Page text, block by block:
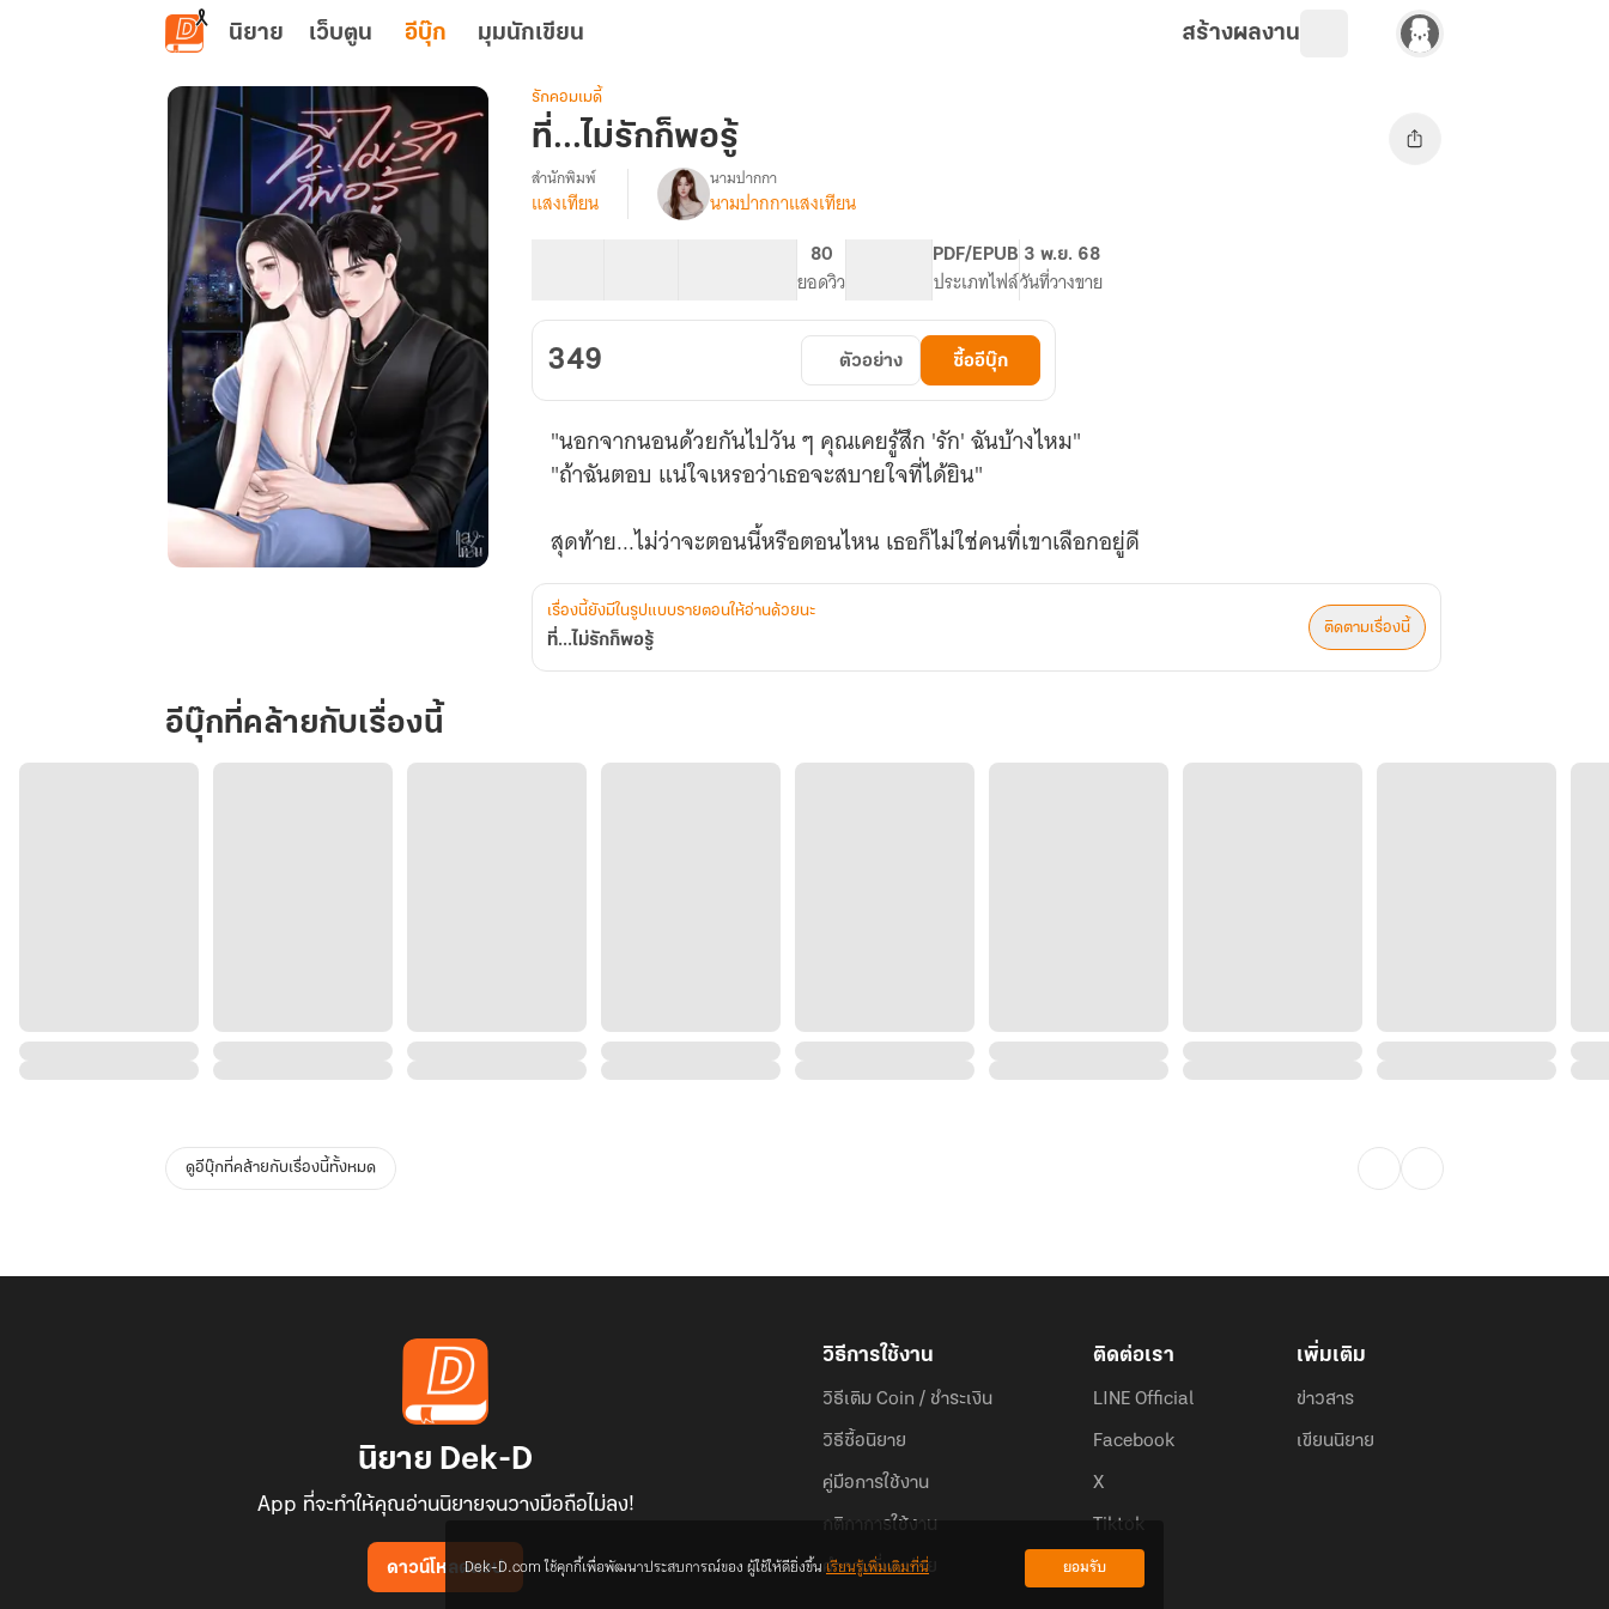
ข้ามไปยังเนื้อหาหลัก
นิยาย เว็บตูน อีบุ๊ก มุมนักเขียน สร้างผลงาน
รักคอมเมดี้
ที่...ไม่รักก็พอรู้
เรื่อง
รู้
สำนักพิมพ์
แสงเทียน
นามปากกา
นามปากกาแสงเทียน
80
ยอดวิว
PDF/EPUB
ประเภทไฟล์
3 พ.ย. 68
วันที่วางขาย
349 ตัวอย่าง ซื้ออีบุ๊ก
"นอกจากนอนด้วยกันไปวัน ๆ คุณเคยรู้สึก 'รัก' ฉันบ้างไหม"
"ถ้าฉันตอบ แน่ใจเหรอว่าเธอจะสบายใจที่ได้ยิน"
สุดท้าย...ไม่ว่าจะตอนนี้หรือตอนไหน เธอก็ไม่ใช่คนที่เขาเลือกอยู่ดี
เรื่องนี้ยังมีในรูปแบบรายตอนให้อ่านด้วยนะ
ที่...ไม่รักก็พอรู้
ติดตามเรื่องนี้
อีบุ๊กที่คล้ายกับเรื่องนี้
ดูอีบุ๊กที่คล้ายกับเรื่องนี้ทั้งหมด
นิยาย Dek-D
App ที่จะทำให้คุณอ่านนิยายจนวางมือถือไม่ลง!
ดาวน์โหลดแอป
วิธีการใช้งาน
วิธีเติม Coin / ชำระเงิน
วิธีซื้อนิยาย
คู่มือการใช้งาน
กติกาการใช้งาน
คำถามที่พบบ่อย
ติดต่อเรา
LINE Official
Facebook
X
Tiktok
เพิ่มเติม
ข่าวสาร
เขียนนิยาย
Dek-D.com ใช้คุกกี้เพื่อพัฒนาประสบการณ์ของ ผู้ใช้ให้ดียิ่งขึ้นเรียนรู้เพิ่มเติมที่นี่ ยอมรับ